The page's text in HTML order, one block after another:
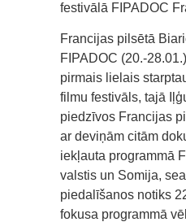
festivālā FIPADOC
Francijas pilsētā
FIPADOC (20.-
pirmais lielais
filmu festivāls, tajā
piedzīvos Francijas
ar deviņām citām
iekļauta programmā
valstis un Somija,
piedalīšanos notiks
fokusa programmā